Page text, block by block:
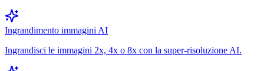
Ingrandimento immagini AI
Ingrandisci le immagini 2x, 4x o 8x con la super-risoluzione AI.